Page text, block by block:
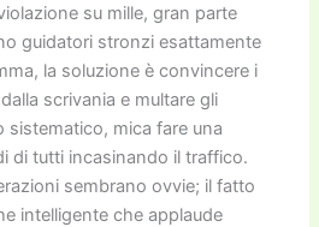
su mille, gran parte
guidatori stronzi esattamente
la soluzione è convincere i
scrivania e multare gli
sistematico, mica fare una
di tutti incasinando il traffico.
sembrano ovvie; il fatto
intelligente che applaude